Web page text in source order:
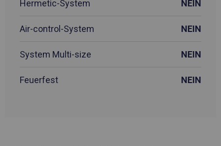
Hermetic-System NEIN
Air-control-System NEIN
System Multi-size NEIN
Feuerfest NEIN